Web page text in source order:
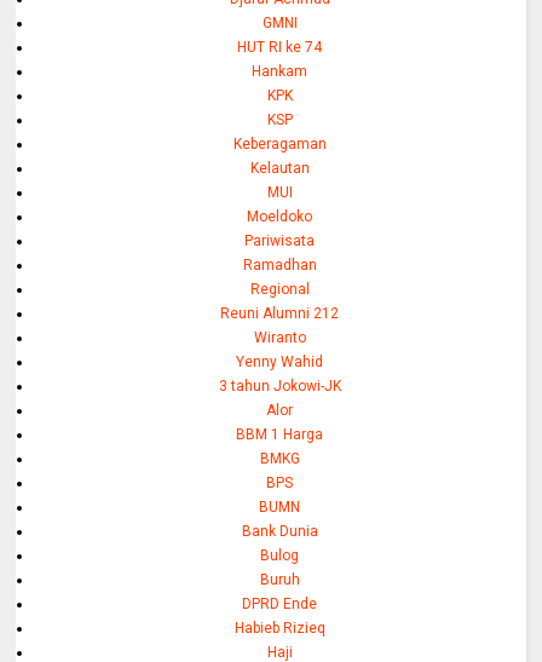
GMNI
HUT RI ke 74
Hankam
KPK
KSP
Keberagaman
Kelautan
MUI
Moeldoko
Pariwisata
Ramadhan
Regional
Reuni Alumni 212
Wiranto
Yenny Wahid
3 tahun Jokowi-JK
Alor
BBM 1 Harga
BMKG
BPS
BUMN
Bank Dunia
Bulog
Buruh
DPRD Ende
Habieb Rizieq
Haji